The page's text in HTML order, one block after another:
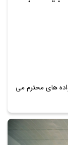
های محترم می